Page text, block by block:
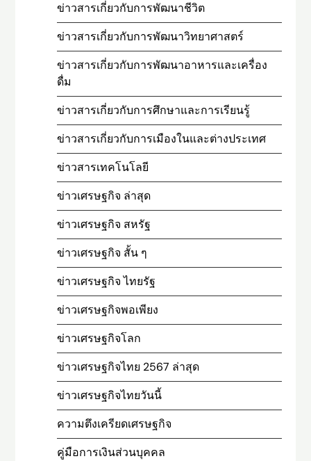
ข่าวสารเกี่ยวกับการพัฒนาชีวิต
ข่าวสารเกี่ยวกับการพัฒนาวิทยาศาสตร์
ข่าวสารเกี่ยวกับการพัฒนาอาหารและเครื่อง
ดื่ม
ข่าวสารเกี่ยวกับการศึกษาและการเรียนรู้
ข่าวสารเกี่ยวกับการเมืองในและต่างประเทศ
ข่าวสารเทคโนโลยี
ข่าวเศรษฐกิจ ล่าสุด
ข่าวเศรษฐกิจ สหรัฐ
ข่าวเศรษฐกิจ สั้น ๆ
ข่าวเศรษฐกิจ ไทยรัฐ
ข่าวเศรษฐกิจพอเพียง
ข่าวเศรษฐกิจโลก
ข่าวเศรษฐกิจไทย 2567 ล่าสุด
ข่าวเศรษฐกิจไทยวันนี้
ความตึงเครียดเศรษฐกิจ
คู่มือการเงินส่วนบุคคล